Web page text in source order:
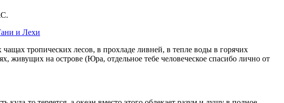
тропических лесов, в прохладе ливней, в тепле воды в горячих
на острове (Юра, отдельное тебе человеческое спасибо лично от